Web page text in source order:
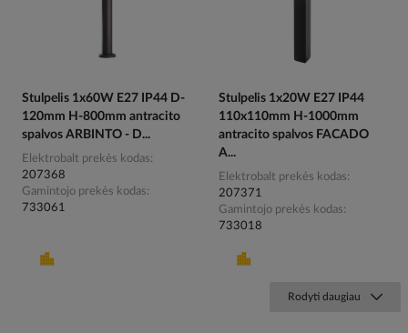
Stulpelis 1x60W E27 IP44 D-
120mm H-800mm antracito
spalvos ARBINTO - D...
Elektrobalt prekės kodas
207368
Gamintojo prekės kodas
733061
Stulpelis 1x20W E27 IP44
110x110mm H-1000mm
antracito spalvos FACADO
A...
Elektrobalt prekės kodas
207371
Gamintojo prekės kodas
733018
Rodyti daugiau